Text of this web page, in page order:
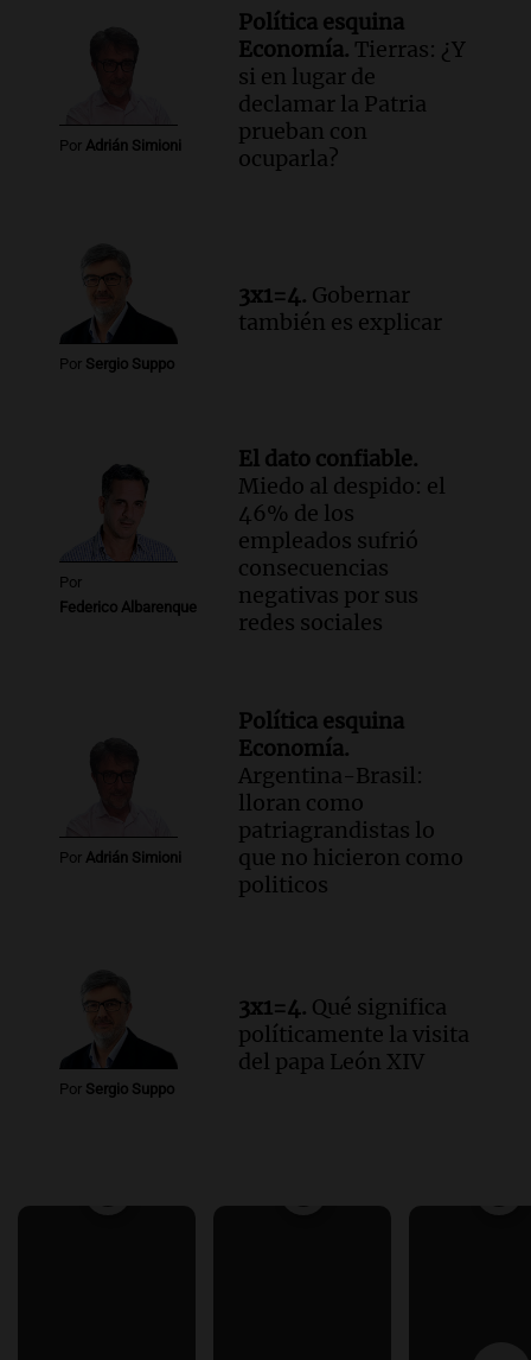
Rafaela impulsa un registro de
comedores y merenderos comunitarios
para mejorar la asistencia alimentaria
Episodios
Por Adrián Simioni
Política esquina
Economía. Tierras: ¿Y
si en lugar de
declamar la Patria
prueban con
ocuparla?
Por Sergio Suppo
3x1=4. Gobernar
también es explicar
Por
Federico Albarenque
El dato confiable.
Miedo al despido: el
46% de los
empleados sufrió
consecuencias
negativas por sus
redes sociales
Por Adrián Simioni
Política esquina
Economía.
Argentina-Brasil:
lloran como
patriagrandistas lo
que no hicieron como
politicos
Por Sergio Suppo
3x1=4. Qué significa
políticamente la visita
del papa León XIV